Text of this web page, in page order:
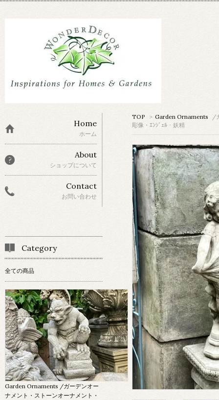
TOP > Garden Ornaments
/
彫像・ｴﾝｼﾞｪﾙ・妖精
Home
ホーム
About
ショップについて
Contact
お問い合わせ
Category
全ての商品
Garden Ornaments /ガーデンオー
ナメント・ストーンオーナメント・